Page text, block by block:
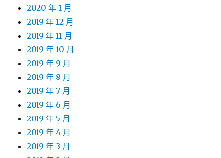
2020 年 1 月
2019 年 12 月
2019 年 11 月
2019 年 10 月
2019 年 9 月
2019 年 8 月
2019 年 7 月
2019 年 6 月
2019 年 5 月
2019 年 4 月
2019 年 3 月